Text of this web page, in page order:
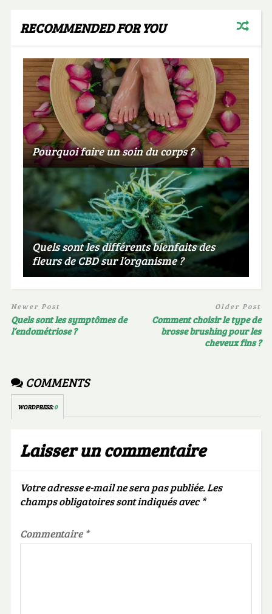
RECOMMENDED FOR YOU
Pourquoi faire un soin du corps ?
Quels sont les différents bienfaits des
fleurs de CBD sur l’organisme ?
Newer Post
Quels sont les symptômes de
l’endométriose ?
Older Post
Comment choisir le type de
brosse brushing pour les
cheveux fins ?
COMMENTS
WORDPRESS:0
Laisser un commentaire
Votre adresse e-mail ne sera pas publiée.Les
champs obligatoires sont indiqués avec*
Commentaire*